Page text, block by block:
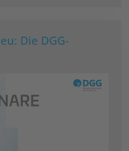
Die DGG-